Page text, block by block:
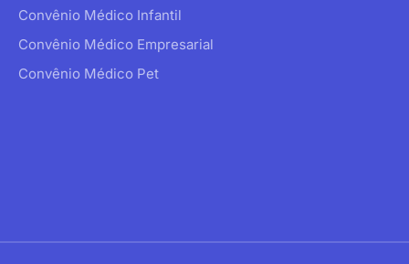
Convênio Médico Infantil
Convênio Médico Empresarial
Convênio Médico Pet